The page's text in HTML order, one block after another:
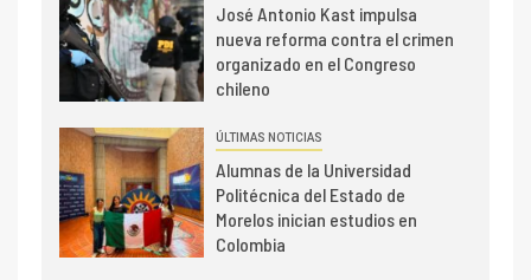
José Antonio Kast impulsa
nueva reforma contra el crimen
organizado en el Congreso
chileno
ÚLTIMAS NOTICIAS
Alumnas de la Universidad
Politécnica del Estado de
Morelos inician estudios en
Colombia